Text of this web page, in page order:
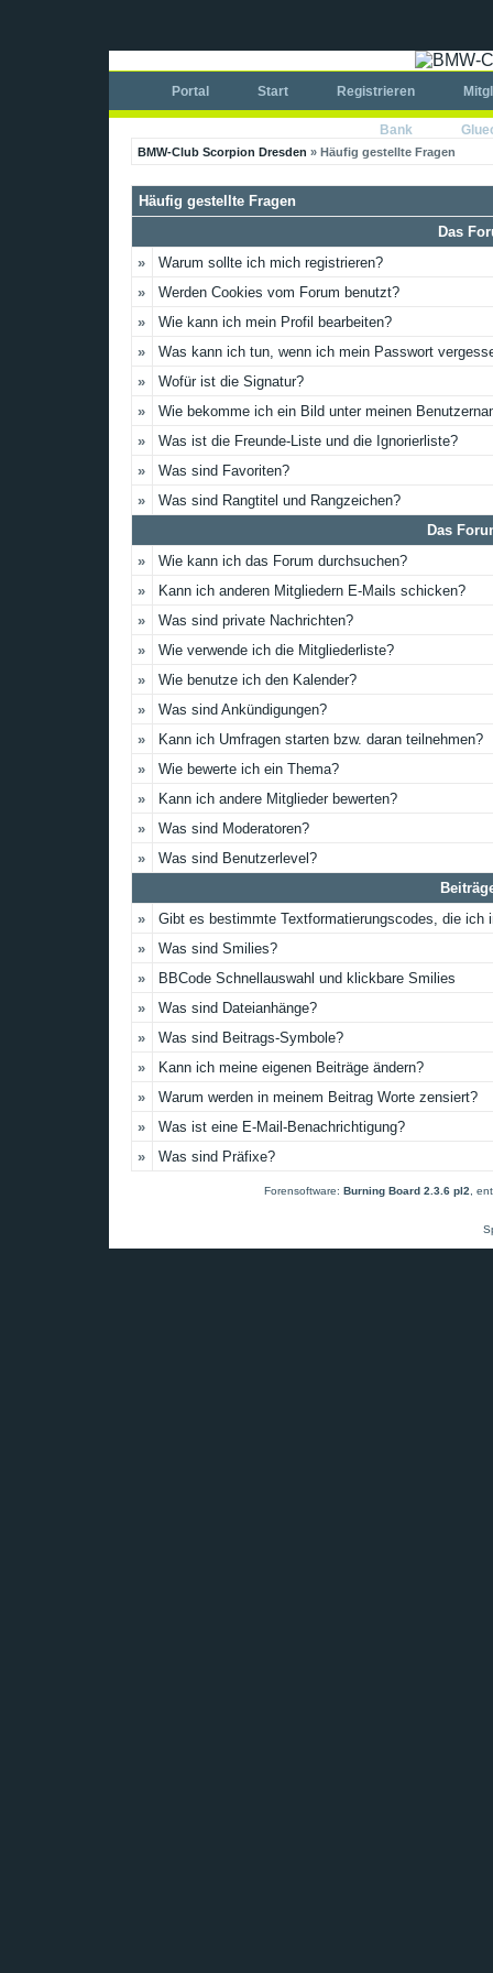
Portal Start Registrieren
Bank
BMW-Club Scorpion Dresden » Häufig gestellte Fragen
Häufig gestellte Fragen
Das
»
Warum sollte ich mich registrieren?
»
Werden Cookies vom Forum benutzt?
»
Wie kann ich mein Profil bearbeiten?
»
Was kann ich tun, wenn ich mein Passwort
»
Wofür ist die Signatur?
»
Wie bekomme ich ein Bild unter meinen
»
Was ist die Freunde-Liste und die Ignorierliste?
»
Was sind Favoriten?
»
Was sind Rangtitel und Rangzeichen?
Das
»
Wie kann ich das Forum durchsuchen?
»
Kann ich anderen Mitgliedern E-Mails schicken?
»
Was sind private Nachrichten?
»
Wie verwende ich die Mitgliederliste?
»
Wie benutze ich den Kalender?
»
Was sind Ankündigungen?
»
Kann ich Umfragen starten bzw. daran teilnehmen?
»
Wie bewerte ich ein Thema?
»
Kann ich andere Mitglieder bewerten?
»
Was sind Moderatoren?
»
Was sind Benutzerlevel?
»
Gibt es bestimmte Textformatierungscodes, die ich
»
Was sind Smilies?
»
BBCode Schnellauswahl und klickbare Smilies
»
Was sind Dateianhänge?
»
Was sind Beitrags-Symbole?
»
Kann ich meine eigenen Beiträge ändern?
»
Warum werden in meinem Beitrag Worte zensiert?
»
Was ist eine E-Mail-Benachrichtigung?
»
Was sind Präfixe?
Forensoftware: Burning Board 2.3.6 pl2 ,